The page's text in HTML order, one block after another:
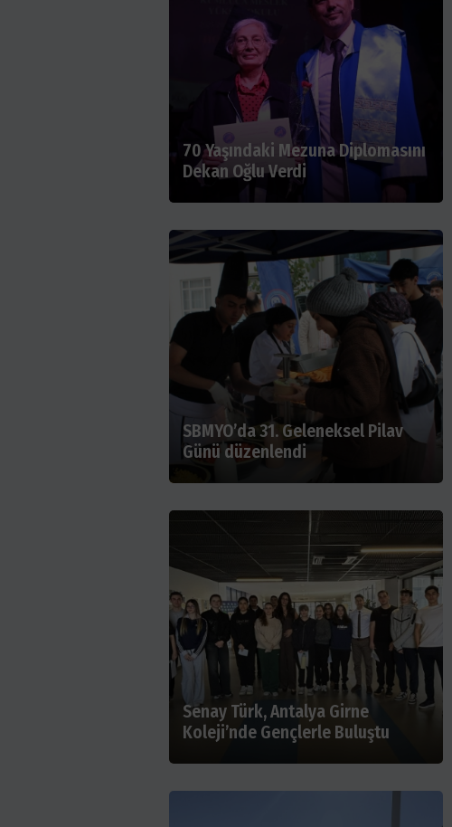
70 Yaşındaki Mezuna Diplomasını
Dekan Oğlu Verdi
SBMYO’da 31. Geleneksel Pilav
Günü düzenlendi
Senay Türk, Antalya Girne
Koleji’nde Gençlerle Buluştu